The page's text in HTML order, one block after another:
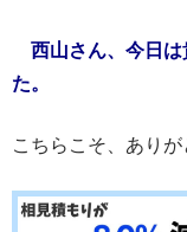
西山さん、今日は
た。
こちらこそ、ありが